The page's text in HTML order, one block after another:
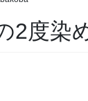
2度染